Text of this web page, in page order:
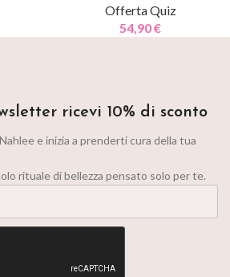
Offerta Quiz
54,90€
ricevi 10% di sconto
e inizia a prenderti cura della tua
rituale di bellezza pensato solo per te.